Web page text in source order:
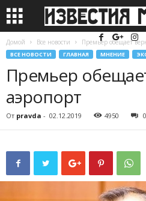
Домой Все новости Премьер обещает
ВСЕ НОВОСТИ ГЛАВНАЯ МНЕНИЕ
Премьер
аэропорт
От pravda - 02.12.2019 4950 0